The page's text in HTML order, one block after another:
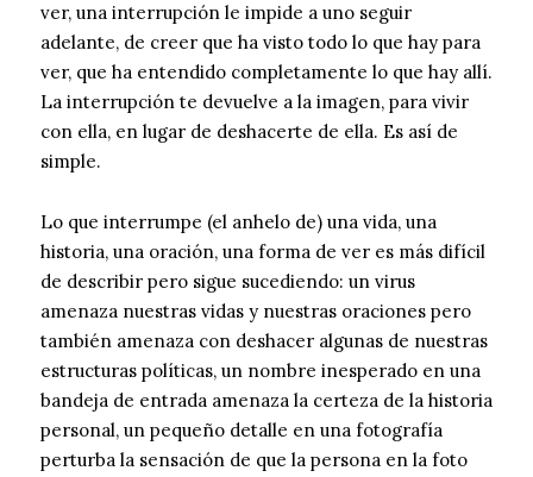
ver, una interrupción le impide a uno seguir
adelante, de creer que ha visto todo lo que hay para
ver, que ha entendido completamente lo que hay allí.
La interrupción te devuelve a la imagen, para vivir
con ella, en lugar de deshacerte de ella. Es así de
simple.
Lo que interrumpe (el anhelo de) una vida, una
historia, una oración, una forma de ver es más difícil
de describir pero sigue sucediendo: un virus
amenaza nuestras vidas y nuestras oraciones pero
también amenaza con deshacer algunas de nuestras
estructuras políticas, un nombre inesperado en una
bandeja de entrada amenaza la certeza de la historia
personal, un pequeño detalle en una fotografía
perturba la sensación de que la persona en la foto